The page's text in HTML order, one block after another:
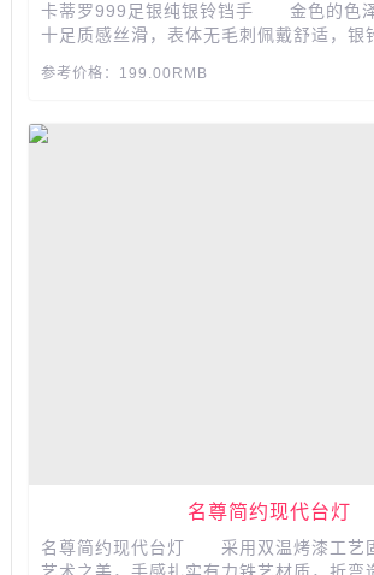
卡蒂罗999足银纯银铃铛手 金色的色
十足质感丝滑，表体无毛刺佩戴舒适，银
参考价格：199.00RMB
名尊简约现代台灯
名尊简约现代台灯 采用双温烤漆工艺